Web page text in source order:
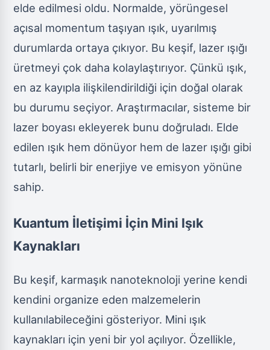
elde edilmesi oldu. Normalde, yörüngesel
açısal momentum taşıyan ışık, uyarılmış
durumlarda ortaya çıkıyor. Bu keşif, lazer ışığı
üretmeyi çok daha kolaylaştırıyor. Çünkü ışık,
en az kayıpla ilişkilendirildiği için doğal olarak
bu durumu seçiyor. Araştırmacılar, sisteme bir
lazer boyası ekleyerek bunu doğruladı. Elde
edilen ışık hem dönüyor hem de lazer ışığı gibi
tutarlı, belirli bir enerjiye ve emisyon yönüne
sahip.
Kuantum İletişimi İçin Mini Işık
Kaynakları
Bu keşif, karmaşık nanoteknoloji yerine kendi
kendini organize eden malzemelerin
kullanılabileceğini gösteriyor. Mini ışık
kaynakları için yeni bir yol açılıyor. Özellikle,